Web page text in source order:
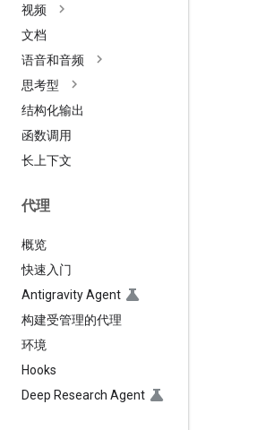
视频
文档
语音和音频
思考型
结构化输出
函数调用
长上下文
代理
概览
快速入门
Antigravity Agent
构建受管理的代理
环境
Hooks
Deep Research Agent